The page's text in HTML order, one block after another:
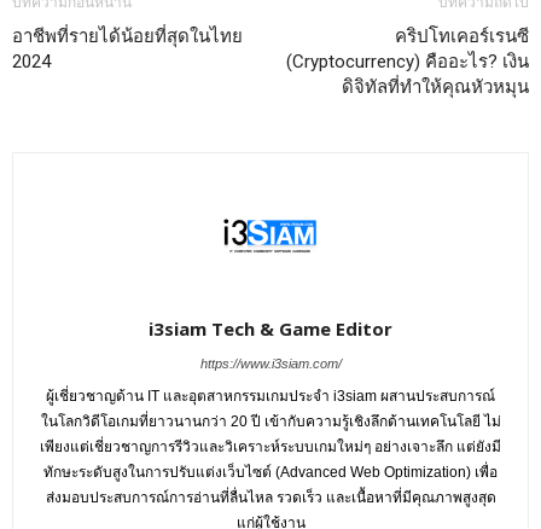
อาชีพที่รายได้น้อยที่สุดในไทย
2024
คริปโทเคอร์เรนซี
(Cryptocurrency) คืออะไร? เงิน
ดิจิทัลที่ทำให้คุณหัวหมุน
i3siam Tech & Game Editor
https://www.i3siam.com/
ผู้เชี่ยวชาญด้าน IT และอุตสาหกรรมเกมประจำ i3siam ผสานประสบการณ์
ในโลกวิดีโอเกมที่ยาวนานกว่า 20 ปี เข้ากับความรู้เชิงลึกด้านเทคโนโลยี ไม่
เพียงแต่เชี่ยวชาญการรีวิวและวิเคราะห์ระบบเกมใหม่ๆ อย่างเจาะลึก แต่ยังมี
ทักษะระดับสูงในการปรับแต่งเว็บไซต์ (Advanced Web Optimization) เพื่อ
ส่งมอบประสบการณ์การอ่านที่ลื่นไหล รวดเร็ว และเนื้อหาที่มีคุณภาพสูงสุด
แก่ผู้ใช้งาน